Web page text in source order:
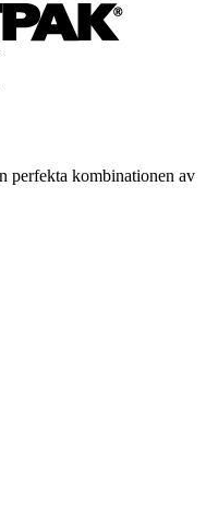
perfekta kombinationen av